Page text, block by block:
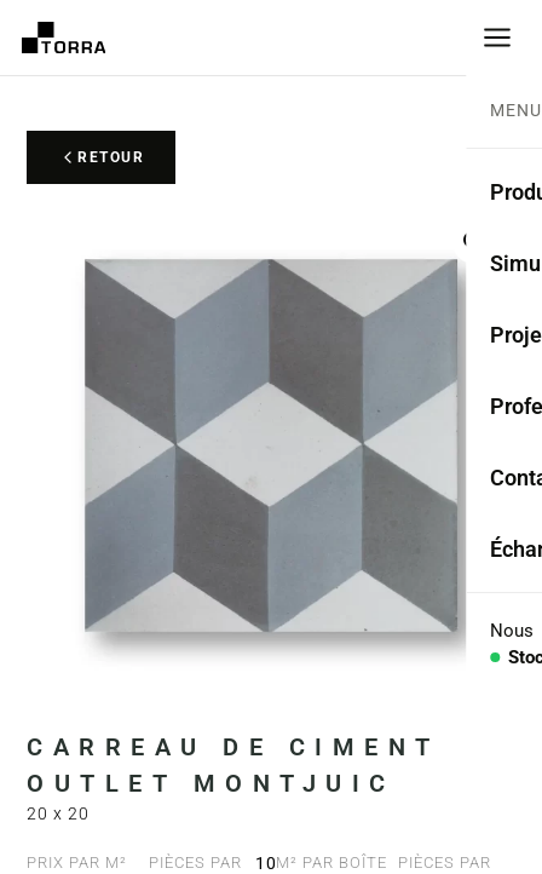
MENU
Nous
RETOUR
CARREAU DE CIMENT
OUTLET MONTJUIC
20 x 20
PRIX PAR M²
PIÈCES PAR
10M² PAR BOÎTE
PIÈCES PAR